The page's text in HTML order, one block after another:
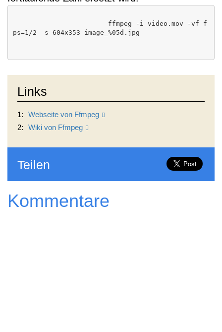
ps=1/2 -s 604x353 image_%05d.jpg
Links
1:
Webseite von Ffmpeg
2:
Wiki von Ffmpeg
Teilen
Kommentare